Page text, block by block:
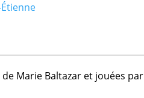
Marie Baltazar et jouées par